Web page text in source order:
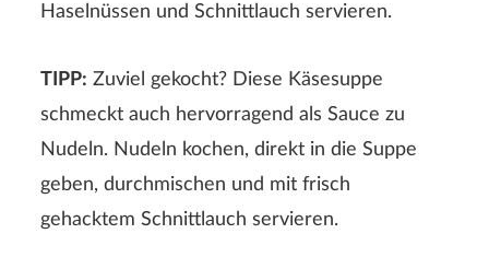
Haselnüssen und Schnittlauch servieren.
TIPP: Zuviel gekocht? Diese Käsesuppe
schmeckt auch hervorragend als Sauce zu
Nudeln. Nudeln kochen, direkt in die Suppe
geben, durchmischen und mit frisch
gehacktem Schnittlauch servieren.